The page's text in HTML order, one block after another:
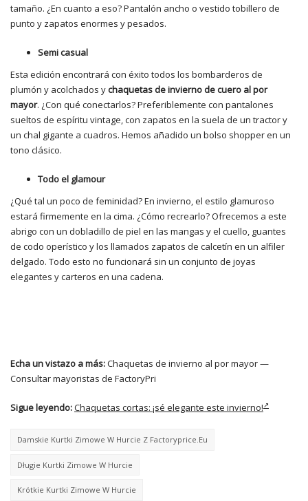
tamaño. ¿En cuanto a eso? Pantalón ancho o vestido tobillero de
punto y zapatos enormes y pesados.
Semi casual
Esta edición encontrará con éxito todos los bombarderos de
plumón y acolchados ychaquetas de invierno de cuero al por
mayor. ¿Con qué conectarlos? Preferiblemente con pantalones
sueltos de espíritu vintage, con zapatos en la suela de un tractor y
un chal gigante a cuadros. Hemos añadido un bolso shopper en un
tono clásico.
Todo el glamour
¿Qué tal un poco de feminidad? En invierno, el estilo glamuroso
estará firmemente en la cima. ¿Cómo recrearlo? Ofrecemos a este
abrigo con un dobladillo de piel en las mangas y el cuello, guantes
de codo operístico y los llamados zapatos de calcetín en un alfiler
delgado. Todo esto no funcionará sin un conjunto de joyas
elegantes y carteros en una cadena.
Echa un vistazo a más:Chaquetas de invierno al por mayor —
Consultar mayoristas de FactoryPri
Sigue leyendo:Chaquetas cortas: ¡sé elegante este invierno!
Damskie Kurtki Zimowe W Hurcie Z Factoryprice.eu
Długie Kurtki Zimowe W Hurcie
Krótkie Kurtki Zimowe W Hurcie